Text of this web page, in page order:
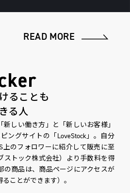
READ MORE
ることも
る人
しい働き方」と「新しいお客様」
ングサイトの「LoveStock」。自分
上のフォロワーに紹介して販売に至
ストック株式会社）より手数料を得
の商品は、商品ページにアクセスが
ことができます）。